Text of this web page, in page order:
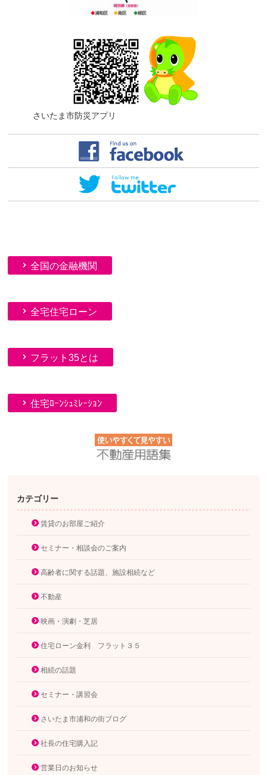
さいたま市防災アプリ
全国の金融機関
全宅住宅ローン
フラット35とは
住宅ﾛｰﾝｼｭﾐﾚｰｼｮﾝ
カテゴリー
賃貸のお部屋ご紹介
セミナー・相談会のご案内
高齢者に関する話題、施設相続など
不動産
映画・演劇・芝居
住宅ローン金利 フラット３５
相続の話題
セミナー・講習会
さいたま市浦和の街ブログ
社長の住宅購入記
営業日のお知らせ